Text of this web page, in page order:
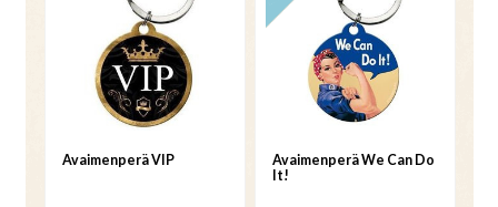
Avaimenperä VIP
Avaimenperä We Can Do
It!